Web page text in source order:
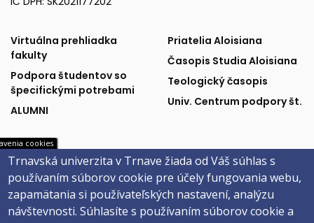
Fakulta
a
podpora
Virtuálna prehliadka
fakulty
Podpora študentov so
špecifickými potrebami
ALUMNI
Publikácie
a
partneri
Priatelia Aloisiana
Časopis Studia Aloisiana
Teologický časopis
Univ. Centrum podpory št.
Univerzitné
systémy
MAIS
Webmail na Office 365
Evidencia záv. prác
Sociálne
siete
Facebook
Instagram
YouTube
cookies
Trnavská univerzita v Trnave žiada od Váš súhlas s
používaním súborov cookie pre účely fungovania webu,
zapamätania si používateľských nastavení, analýzu
návštevnosti. Súhlasíte s používaním súborov cookie a